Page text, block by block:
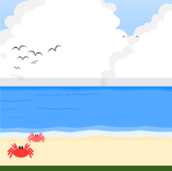
詳 細
3位
栃木県
はいなん自動車
学校
予 約
島根県
松江・島根自動
車学校
7位 8位